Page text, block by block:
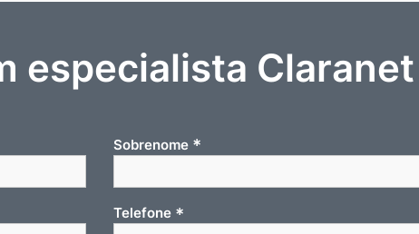
especialista Claranet
Sobrenome *
Telefone *